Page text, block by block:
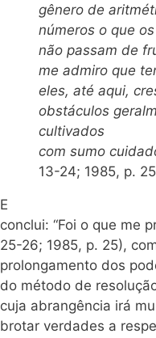
gênero de
números o que
não passam de
me admiro que
eles, até aqui,
obstáculos
cultivados
com sumo
13-24; 1985, p.
E
conclui: “Foi o que me
25-26; 1985, p. 25),
prolongamento dos
do método de
cuja abrangência irá
brotar verdades a